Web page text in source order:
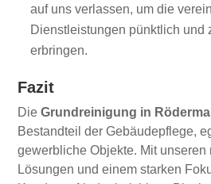
auf uns verlassen, um die
Dienstleistungen pünktlich und
erbringen.
Fazit
DieGrundreinigung in
Bestandteil der Gebäudepflege,
gewerbliche Objekte. Mit
Lösungen und einem starken